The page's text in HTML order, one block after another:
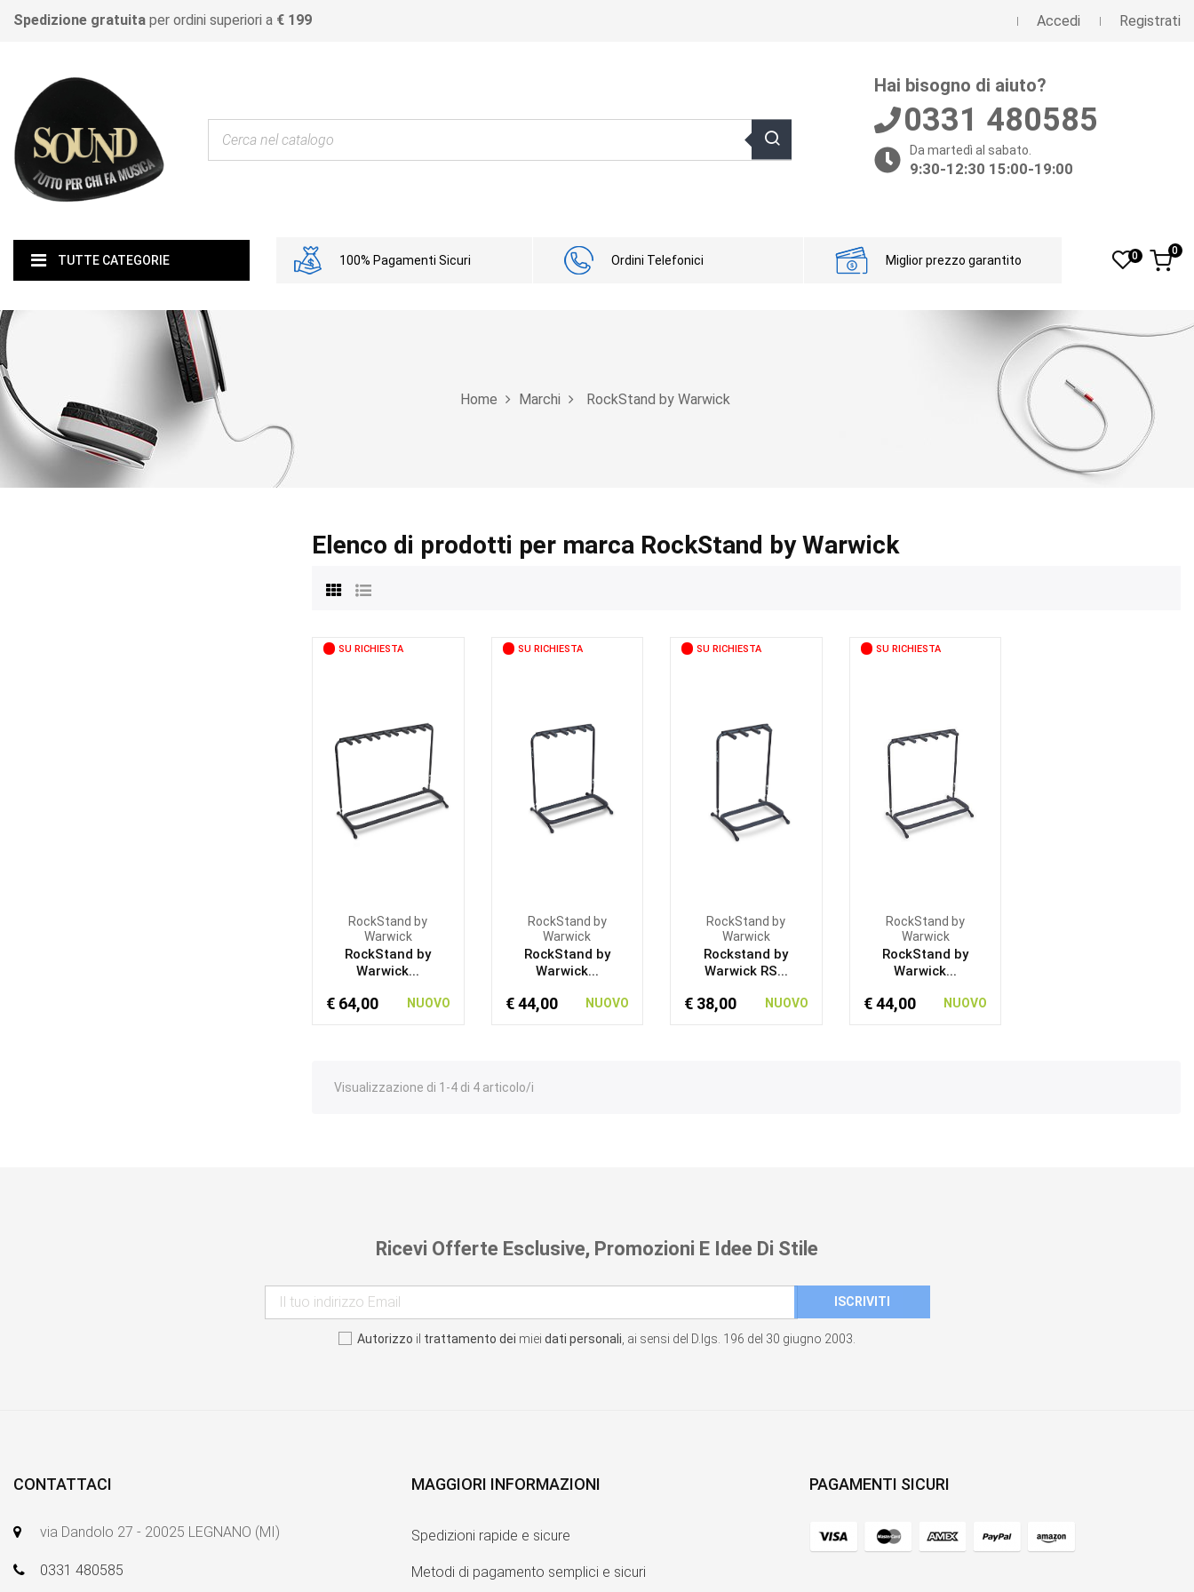
Spedizione gratuita per ordini superiori a € 199 Accedi Registrati
Hai bisogno di aiuto?
0331 480585
Da martedì al sabato.
9:30-12:30 15:00-19:00
TUTTE CATEGORIE 100% Pagamenti Sicuri Ordini Telefonici Miglior prezzo garantito 0 0
Home Marchi RockStand by Warwick
Elenco di prodotti per marca RockStand by Warwick
SU RICHIESTA
RockStand by
Warwick
RockStand by
Warwick...
€ 64,00 NUOVO
SU RICHIESTA
RockStand by
Warwick
RockStand by
Warwick...
€ 44,00 NUOVO
SU RICHIESTA
RockStand by
Warwick
Rockstand by
Warwick RS...
€ 38,00 NUOVO
SU RICHIESTA
RockStand by
Warwick
RockStand by
Warwick...
€ 44,00 NUOVO
Visualizzazione di 1-4 di 4 articolo/i
Ricevi Offerte Esclusive, Promozioni E Idee Di Stile
Autorizzo il trattamento dei miei dati personali , ai sensi del D.lgs. 196 del 30 giugno 2003.
CONTATTACI
via Dandolo 27 - 20025 LEGNANO (MI)
0331 480585
MAGGIORI INFORMAZIONI
Spedizioni rapide e sicure
Metodi di pagamento semplici e sicuri
PAGAMENTI SICURI